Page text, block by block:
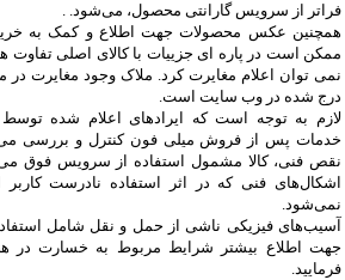
فراتر از سرویس گارانتی محصول، می‏‌شود. .
همچنین عکس محصولات جهت اطلاع و کمک به
ممکن است در پاره ای جزییات با کالای اصلی تفاوت
نمی توان اعلام مغایرت کرد. ملاک وجود مغایرت
درج شده در وب سایت است.
لازم به توجه است که ایرادهای اعلام شده
خدمات پس از فروش میلی فون کنترل و بررسی
نقص فنی، کالا مشمول استفاده از سرویس فوق
اشکال‏‌های فنی که در اثر استفاده نادرست کاربر
نمی‌‏شود.
آسیب‏‌های فیزیکی ناشی از حمل و نقل شامل
جهت اطلاع بیشتر شرایط مربوط به خسارت در
فرمایید.